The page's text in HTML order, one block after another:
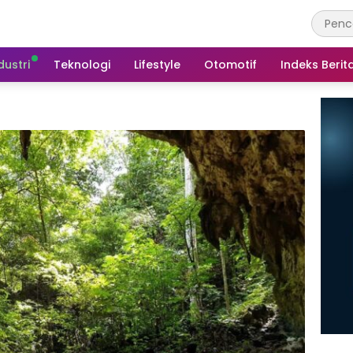
Teknologi Lifestyle Otomotif Indeks